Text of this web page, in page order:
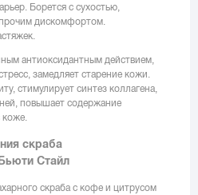
Борется с сухостью,
дискомфортом.
антиоксидантным действием,
замедляет старение кожи.
стимулирует синтез коллагена,
повышает содержание
коже.
скраба
Стайл
скраба с кофе и цитрусом